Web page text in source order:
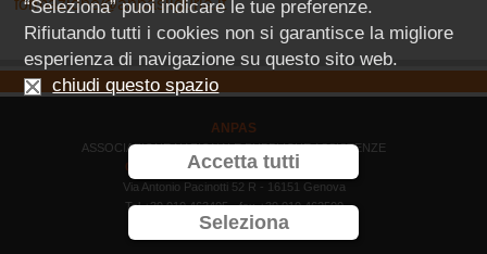
formazione@anpasliguria.it
ANPAS
ASSOCIAZIONE NAZIONALE PUBBLICHE ASSISTENZE
COMITATO REGIONE LIGURIA ODV
Via Antonio Pacinotti 52 R - 16151 Genova
Tel +39 010 463405 - fax +39 010 462500
C.F. 80046830107
“Seleziona” puoi indicare le tue preferenze.
Rifiutando tutti i cookies non si garantisce la migliore
esperienza di navigazione su questo sito web.
chiudi questo spazio
Accetta tutti
Seleziona